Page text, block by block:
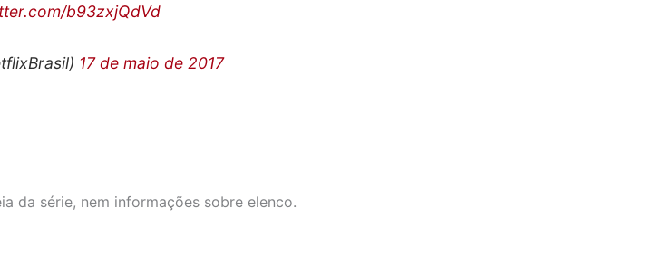
b93zxjQdVd
17 de maio de 2017
da série, nem informações sobre elenco.